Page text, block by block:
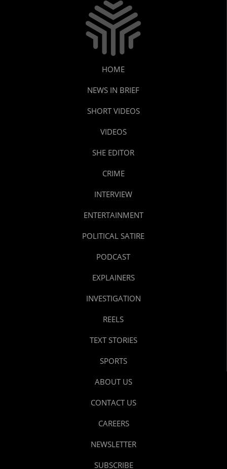
HOME
NEWS IN BRIEF
SHORT VIDEOS
VIDEOS
SHE EDITOR
CRIME
INTERVIEW
ENTERTAINMENT
POLITICAL SATIRE
PODCAST
EXPLAINERS
INVESTIGATION
REELS
TEXT STORIES
SPORTS
ABOUT US
CONTACT US
CAREERS
NEWSLETTER
SUBSCRIBE